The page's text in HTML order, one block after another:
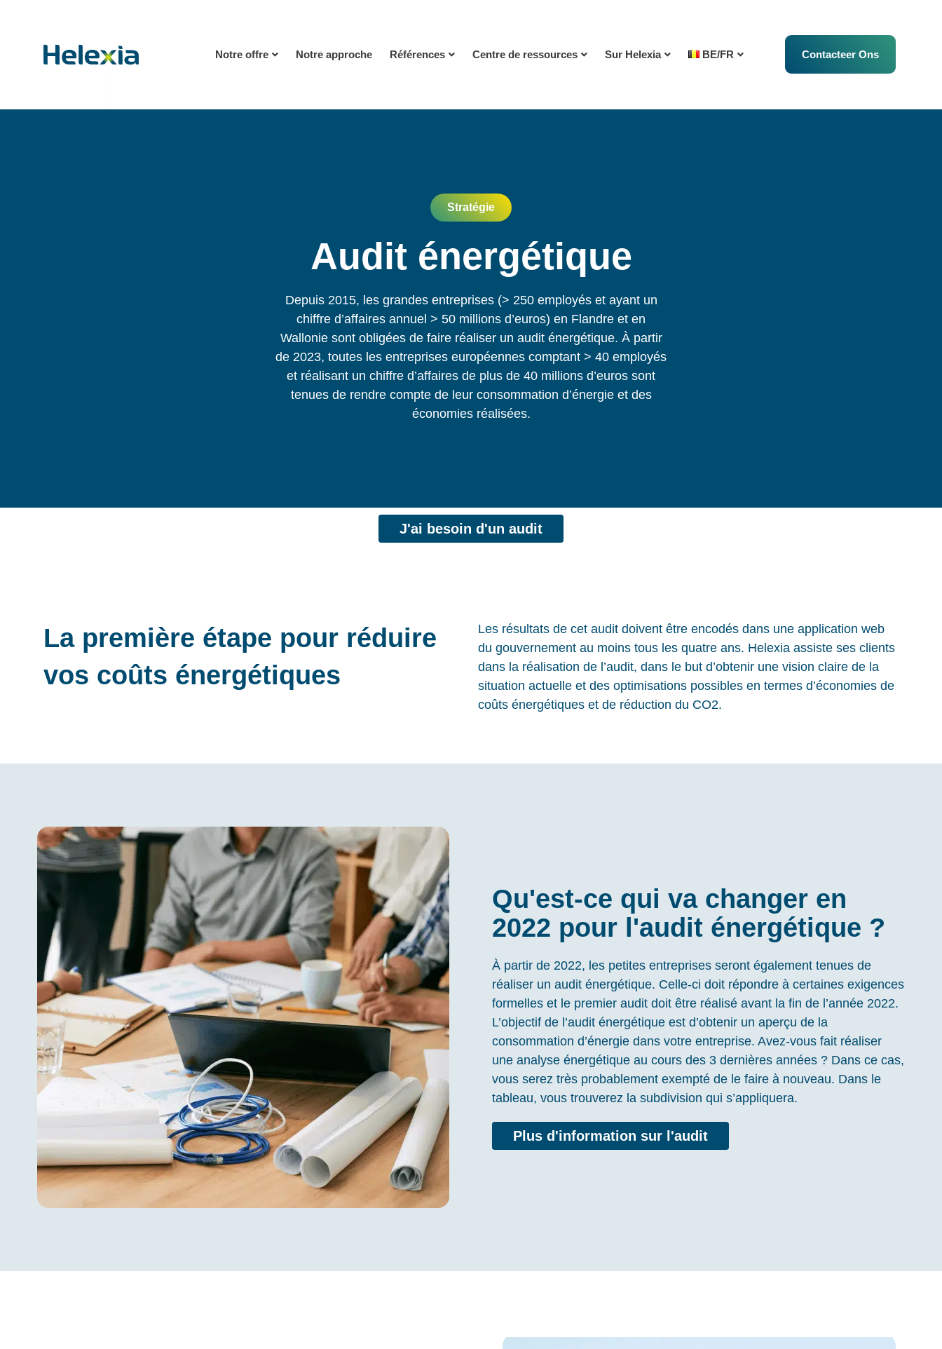
Notre offre Notre approche Références Centre de ressources Sur Helexia BE/FR Contacteer Ons
Stratégie
Audit énergétique
Depuis 2015, les grandes entreprises (> 250 employés et ayant un
chiffre d’affaires annuel > 50 millions d’euros) en Flandre et en
Wallonie sont obligées de faire réaliser un audit énergétique. À partir
de 2023, toutes les entreprises européennes comptant > 40 employés
et réalisant un chiffre d’affaires de plus de 40 millions d’euros sont
tenues de rendre compte de leur consommation d’énergie et des
économies réalisées.
J'ai besoin d'un audit
La première étape pour réduire
vos coûts énergétiques
Les résultats de cet audit doivent être encodés dans une application web
du gouvernement au moins tous les quatre ans. Helexia assiste ses clients
dans la réalisation de l’audit, dans le but d’obtenir une vision claire de la
situation actuelle et des optimisations possibles en termes d’économies de
coûts énergétiques et de réduction du CO2.
Qu'est-ce qui va changer en
2022 pour l'audit énergétique ?
À partir de 2022, les petites entreprises seront également tenues de
réaliser un audit énergétique. Celle-ci doit répondre à certaines exigences
formelles et le premier audit doit être réalisé avant la fin de l’année 2022.
L’objectif de l’audit énergétique est d’obtenir un aperçu de la
consommation d’énergie dans votre entreprise. Avez-vous fait réaliser
une analyse énergétique au cours des 3 dernières années ? Dans ce cas,
vous serez très probablement exempté de le faire à nouveau. Dans le
tableau, vous trouverez la subdivision qui s’appliquera.
Plus d'information sur l'audit